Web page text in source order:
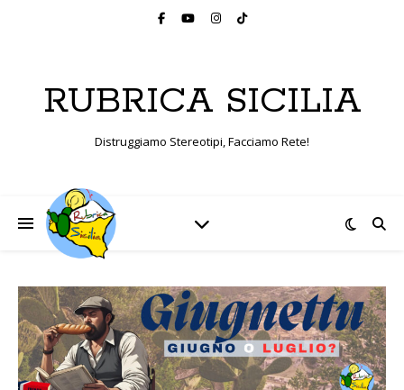
RUBRICA SICILIA
Distruggiamo Stereotipi, Facciamo Rete!